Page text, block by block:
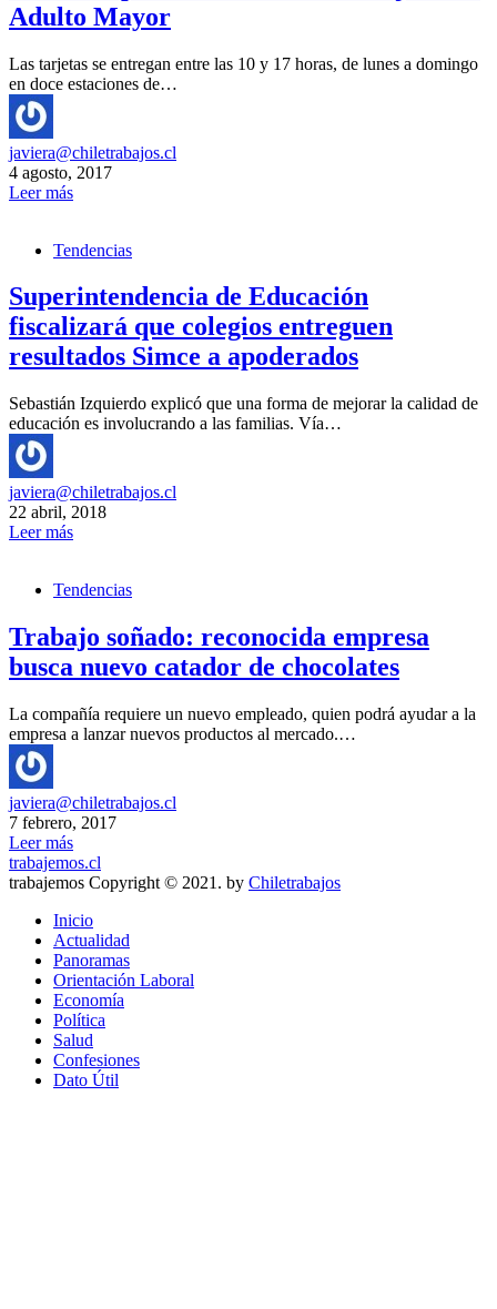
Adulto Mayor
Las tarjetas se entregan entre las 10 y 17 horas, de lunes a domingo
en doce estaciones de…
javiera@chiletrabajos.cl
4 agosto, 2017
Leer más
Tendencias
Superintendencia de Educación
fiscalizará que colegios entreguen
resultados Simce a apoderados
Sebastián Izquierdo explicó que una forma de mejorar la calidad de
educación es involucrando a las familias. Vía…
javiera@chiletrabajos.cl
22 abril, 2018
Leer más
Tendencias
Trabajo soñado: reconocida empresa
busca nuevo catador de chocolates
La compañía requiere un nuevo empleado, quien podrá ayudar a la
empresa a lanzar nuevos productos al mercado.…
javiera@chiletrabajos.cl
7 febrero, 2017
Leer más
trabajemos.cl
trabajemos Copyright © 2021. by Chiletrabajos
Inicio
Actualidad
Panoramas
Orientación Laboral
Economía
Política
Salud
Confesiones
Dato Útil